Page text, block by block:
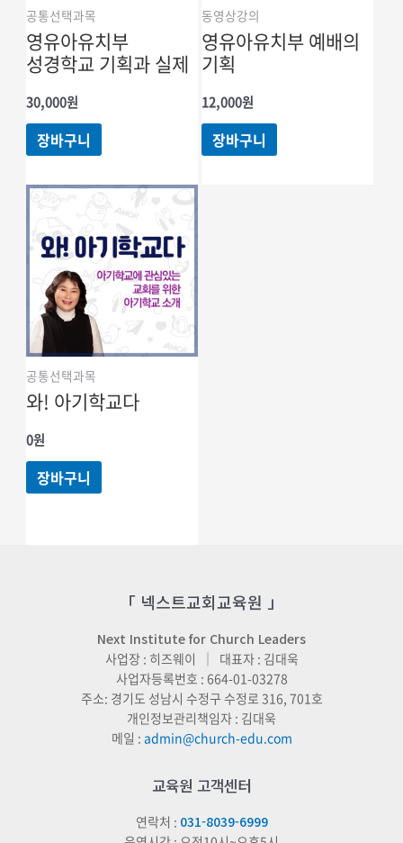
공통선택과목
영유아유치부
성경학교 기획과 실제
30,000원
장바구니
동영상강의
영유아유치부 예배의
기획
12,000원
장바구니
공통선택과목
와! 아기학교다
0원
장바구니
「 넥스트교회교육원 」
Next Institute for Church Leaders
사업장 : 히즈웨이 ｜ 대표자 : 김대욱
사업자등록번호 : 664-01-03278
주소: 경기도 성남시 수정구 수정로 316, 701호
개인정보관리책임자 : 김대욱
메일 : admin@church-edu.com
교육원 고객센터
연락처 : 031-8039-6999